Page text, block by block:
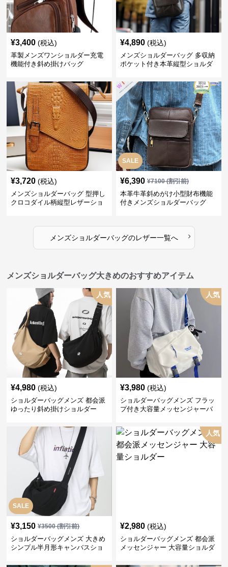
¥3,400 (税込)
革製メンズワンショルダー充電
機能付き斜め掛けバッグ
¥4,890 (税込)
メンズショルダーバッグ 多収納
ポケット付き本革縦型ショルダ
¥3,720 (税込)
メンズショルダーバッグ 型押し
クロコダイル柄縦型レザーショ
SALE
¥6,390 ¥7100(割引前)
本革牛革斜めがけ小型財布機能
付きメンズショルダーバッグ
メンズショルダーバッグのレザー一覧へ ›
メンズショルダーバッグ大きめのおすすめアイテム
人気
¥4,980 (税込)
ショルダーバッグメンズ 都会派
ゆったり斜め掛けショルダー
人気
¥3,980 (税込)
ショルダーバッグメンズ フラッ
プ付き大容量メッセンジャーバ
SALE
¥3,150 ¥3500(割引前)
ショルダーバッグメンズ 大きめ
シンプル半月形キャンバスショ
人気
¥2,980 (税込)
ショルダーバッグメンズ 都会派
メッセンジャー 大容量ショルダ